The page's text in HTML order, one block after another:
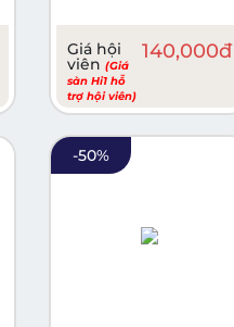
Giá hội
viên(Giá
sàn Hi1 hỗ
trợ hội viên)
140,000đ
-50%